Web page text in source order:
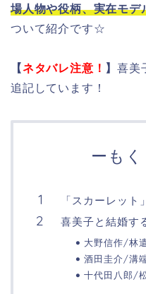
場人物や役柄、実在モ
ついて紹介です☆
【ネタバレ注意！ 】喜美
追記しています！
ーも
「スカーレット
喜美子と結婚す
大野信作/林
酒田圭介/溝
十代田八郎/